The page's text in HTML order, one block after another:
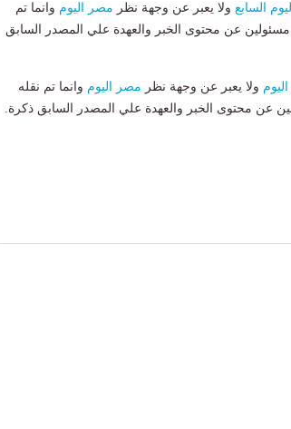
اليوم السابع ولا يعبر عن وجهة نظر مصر اليوم وانما تم
عن محتوى الخبر والعهدة علي المصدر السابق
ولا يعبر عن وجهة نظر مصر اليوم وانما تم نقله
عن محتوى الخبر والعهدة علي المصدر السابق ذكرة.